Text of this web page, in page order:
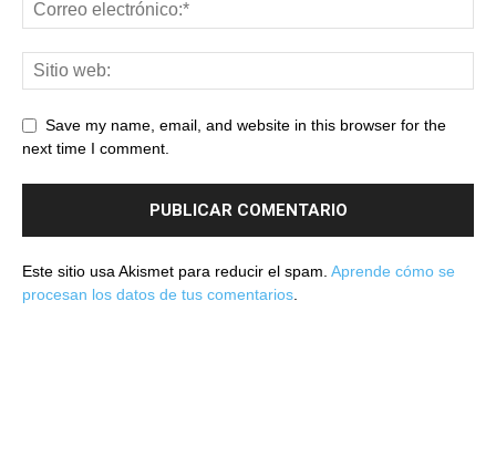
Save my name, email, and website in this browser for the
next time I comment.
Este sitio usa Akismet para reducir el spam. Aprende cómo se
procesan los datos de tus comentarios.